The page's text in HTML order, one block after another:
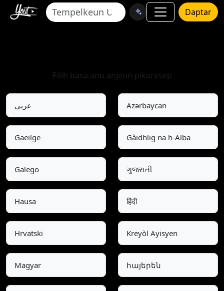
Daptar
Pilih basa anu anjeun pikaresep
عربى Azərbaycan
Gaeilge Gàidhlig na h-Alba
Galego ગુજરાતી
Hausa हिंदी
Hrvatski Kreyòl Ayisyen
Magyar հայերեն